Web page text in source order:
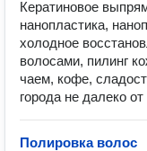
Кератиновое
нанопластика,
холодное
волосами, пилинг
чаем, кофе,
города не далеко
Полировка волос